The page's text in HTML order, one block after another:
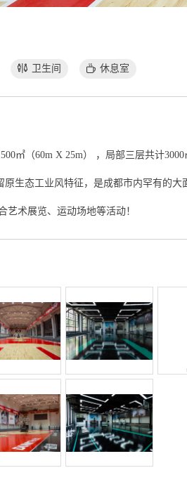
卫生间 休息室
㎡（60m X 25m） ，局部三层共计3000
原生态工业风特征，是成都市内罕有的大
艺术展览、运动场地等活动！